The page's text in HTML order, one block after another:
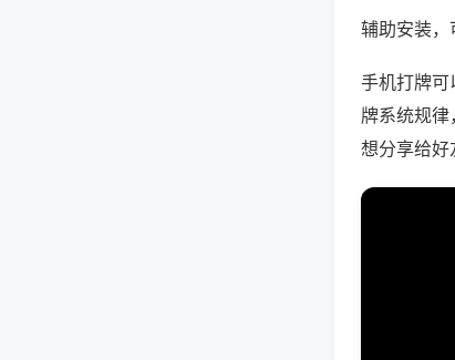
辅助安装
手机打牌可
牌系统规
想分享给好